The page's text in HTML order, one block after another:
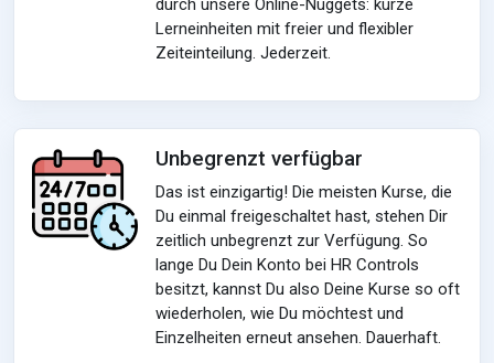
durch unsere Online-Nuggets: kurze
Lerneinheiten mit freier und flexibler
Zeiteinteilung. Jederzeit.
Unbegrenzt verfügbar
Das ist einzigartig! Die meisten Kurse, die
Du einmal freigeschaltet hast, stehen Dir
zeitlich unbegrenzt zur Verfügung. So
lange Du Dein Konto bei HR Controls
besitzt, kannst Du also Deine Kurse so oft
wiederholen, wie Du möchtest und
Einzelheiten erneut ansehen. Dauerhaft.